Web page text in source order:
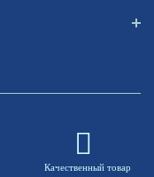
Качественный товар